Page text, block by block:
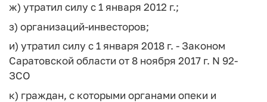
ж) утратил силу с 1 января 2012 г.;
з) организаций-инвесторов;
и) утратил силу с 1 января 2018 г. - Законом
Саратовской области от 8 ноября 2017 г. N 92-
ЗСО
к) граждан, с которыми органами опеки и